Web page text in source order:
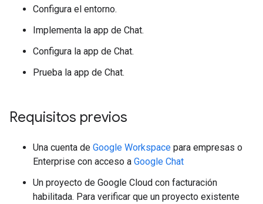
Configura el entorno.
Implementa la app de Chat.
Configura la app de Chat.
Prueba la app de Chat.
Requisitos previos
Una cuenta de Google Workspace para empresas o
Enterprise con acceso a Google Chat
Un proyecto de Google Cloud con facturación
habilitada. Para verificar que un proyecto existente